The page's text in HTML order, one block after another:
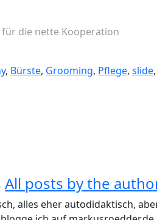
für die nette Kooperation
, Bürste, Grooming, Pflege, slide,
All posts by the
alles eher autodidaktisch,